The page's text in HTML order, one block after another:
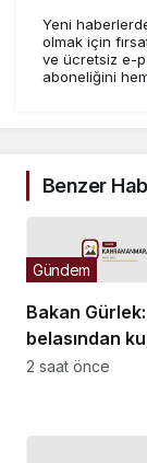
Yeni
olmak için
ve ücretsiz e-
aboneliğini
Benzer
Bakan
belasından
arifesindeyiz
Gündem
2 saat önce